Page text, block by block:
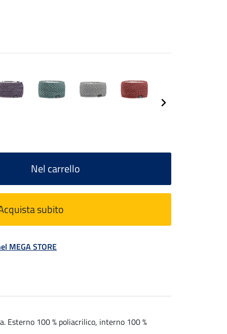
Nel carrello
subito
MEGA STORE
Esterno 100 % poliacrilico, interno 100 %